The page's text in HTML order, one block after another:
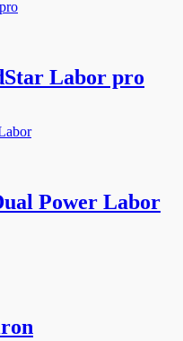
Labor pro
Power Labor